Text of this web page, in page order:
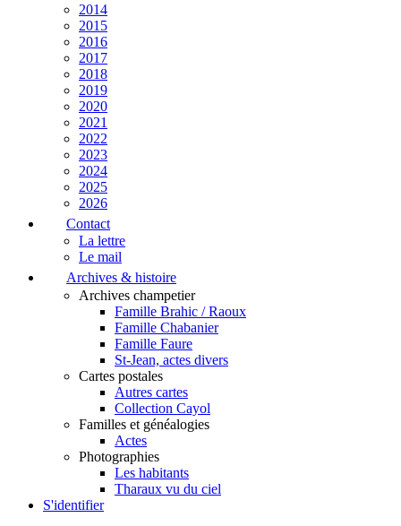
2014
2015
2016
2017
2018
2019
2020
2021
2022
2023
2024
2025
2026
Contact
La lettre
Le mail
Archives & histoire
Archives champetier
Famille Brahic / Raoux
Famille Chabanier
Famille Faure
St-Jean, actes divers
Cartes postales
Autres cartes
Collection Cayol
Familles et généalogies
Actes
Photographies
Les habitants
Tharaux vu du ciel
S'identifier